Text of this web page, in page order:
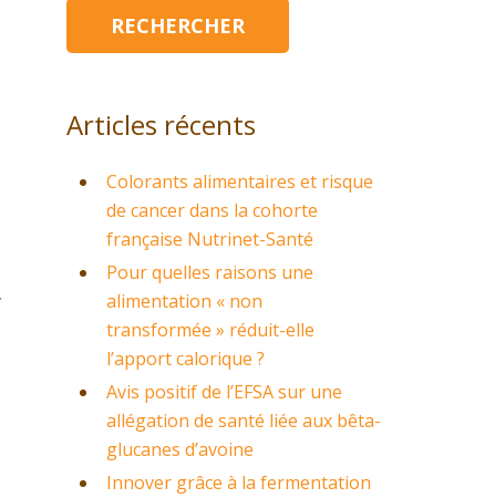
Articles récents
Colorants alimentaires et risque
de cancer dans la cohorte
française Nutrinet-Santé
Pour quelles raisons une
alimentation « non
transformée » réduit-elle
l’apport calorique ?
Avis positif de l’EFSA sur une
allégation de santé liée aux bêta-
glucanes d’avoine
Innover grâce à la fermentation